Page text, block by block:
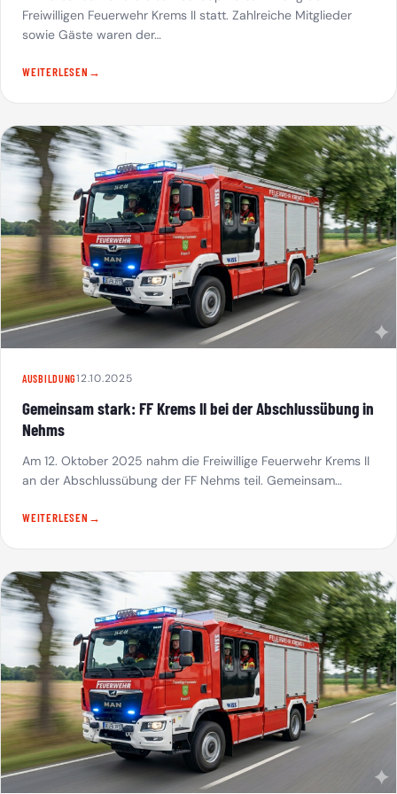
Freiwilligen Feuerwehr Krems II statt. Zahlreiche Mitglieder
sowie Gäste waren der…
WEITERLESEN
AUSBILDUNG12.10.2025
Gemeinsam stark: FF Krems II bei der Abschlussübung in
Nehms
Am 12. Oktober 2025 nahm die Freiwillige Feuerwehr Krems II
an der Abschlussübung der FF Nehms teil. Gemeinsam…
WEITERLESEN